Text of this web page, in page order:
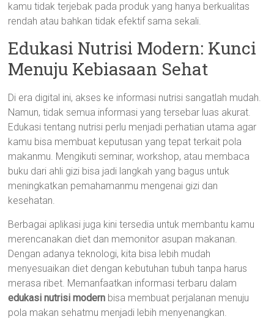
kamu tidak terjebak pada produk yang hanya berkualitas
rendah atau bahkan tidak efektif sama sekali.
Edukasi Nutrisi Modern: Kunci
Menuju Kebiasaan Sehat
Di era digital ini, akses ke informasi nutrisi sangatlah mudah.
Namun, tidak semua informasi yang tersebar luas akurat.
Edukasi tentang nutrisi perlu menjadi perhatian utama agar
kamu bisa membuat keputusan yang tepat terkait pola
makanmu. Mengikuti seminar, workshop, atau membaca
buku dari ahli gizi bisa jadi langkah yang bagus untuk
meningkatkan pemahamanmu mengenai gizi dan
kesehatan.
Berbagai aplikasi juga kini tersedia untuk membantu kamu
merencanakan diet dan memonitor asupan makanan.
Dengan adanya teknologi, kita bisa lebih mudah
menyesuaikan diet dengan kebutuhan tubuh tanpa harus
merasa ribet. Memanfaatkan informasi terbaru dalam
edukasi nutrisi modern bisa membuat perjalanan menuju
pola makan sehatmu menjadi lebih menyenangkan.